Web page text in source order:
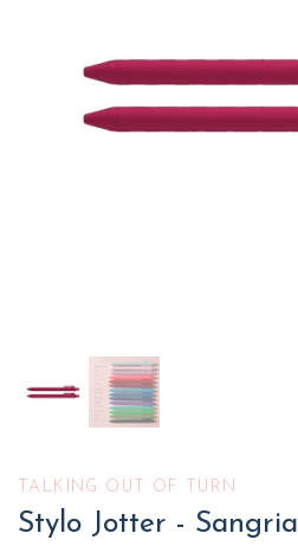
TALKING OUT OF TURN
Stylo Jotter - Sangria